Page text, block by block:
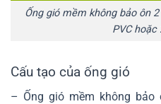
Ống gió mềm không bảo ôn
PVC hoặc
Cấu tạo của ống gió
– Ống gió mềm không